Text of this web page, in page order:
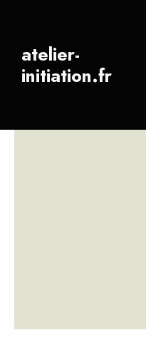
contenuatelier-
initiation.fr